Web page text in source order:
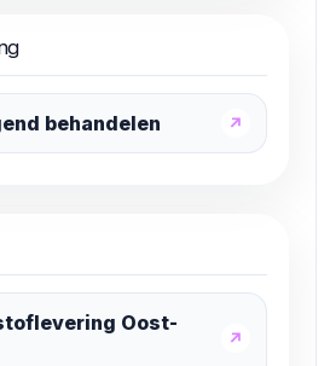
behandelen ↗
Oost-
↗